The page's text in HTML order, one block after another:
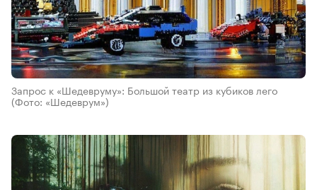
Запрос к «Шедевруму»: Большой театр из кубиков лего
(Фото: «Шедеврум»)